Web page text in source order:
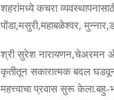
शहरांमध्ये कचरा
पोंडा,मसुरी,महाबळेश्वर, मुन्नार,
श्री सुरेश नारायणन,चेअरमन
कृतीतून सकारात्मक बदल
महत्त्वाचा प्रवास सुरू केला.बहु-